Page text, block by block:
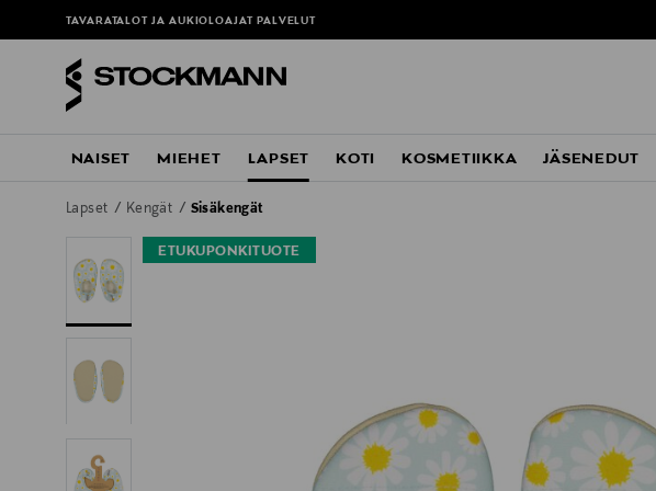
TAVARATALOT JA AUKIOLOAJAT PALVELUT
NAISET MIEHET LAPSET KOTI KOSMETIIKKA JÄSENEDUT
Lapset Kengät Sisäkengät
ETUKUPONKITUOTE